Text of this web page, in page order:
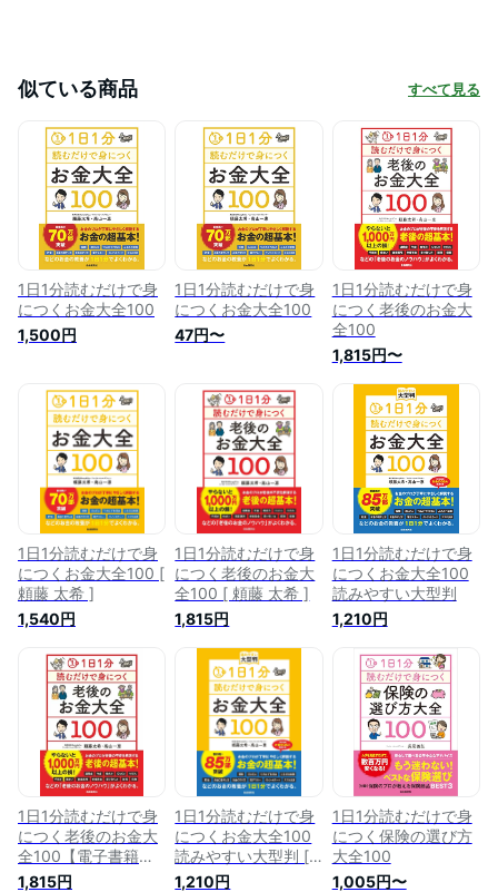
似ている商品 すべて見る
1日1分読むだけで身
につくお金大全100
1,500円
1日1分読むだけで身
につくお金大全100
47円〜
1日1分読むだけで身
につく老後のお金大
全100
1,815円〜
1日1分読むだけで身
につくお金大全100 [
頼藤 太希 ]
1,540円
1日1分読むだけで身
につく老後のお金大
全100 [ 頼藤 太希 ]
1,815円
1日1分読むだけで身
につくお金大全100
読みやすい大型判
1,210円
1日1分読むだけで身
につく老後のお金大
全100【電子書籍】[
頼藤太希 ]
1,815円
1日1分読むだけで身
につくお金大全100
読みやすい大型判 [
頼藤 太希 ]
1,210円
1日1分読むだけで身
につく保険の選び方
大全100
1,005円〜